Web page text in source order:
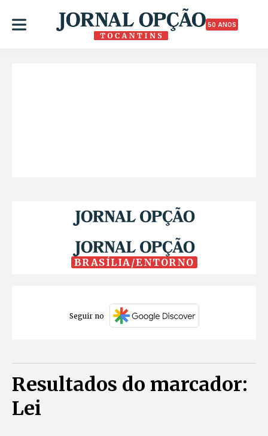
50 ANOS
BRASÍLIA/ENTORNO
Seguir no
Resultados do marcador:
Lei